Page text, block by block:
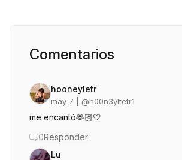
Comentarios
hooneyletr
may 7 | @h00n3yltetr1
me encantó🫶🏻🤍
0Responder
Lu